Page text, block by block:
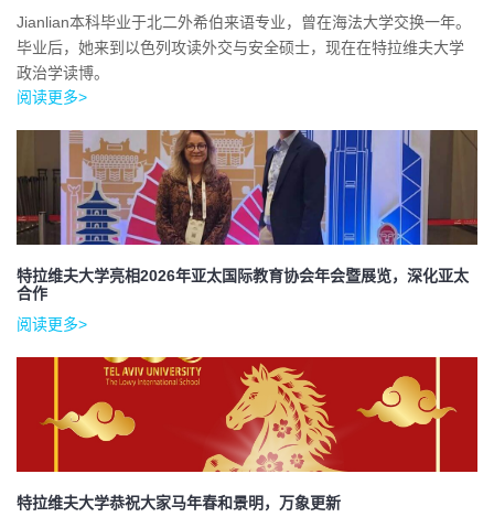
Jianlian本科毕业于北二外希伯来语专业，曾在海法大学交换一年。
毕业后，她来到以色列攻读外交与安全硕士，现在在特拉维夫大学
政治学读博。
阅读更多>
特拉维夫大学亮相2026年亚太国际教育协会年会暨展览，深化亚太
合作
阅读更多>
特拉维夫大学恭祝大家马年春和景明，万象更新